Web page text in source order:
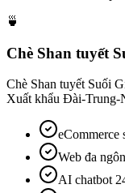
🍵
Chè Shan tuyết
Chè Shan tuyết Suối
Xuất khẩu Đài-Trung-
eCommerce
Web đa
AI chatbot